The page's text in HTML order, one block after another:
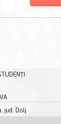
jud. Dolj